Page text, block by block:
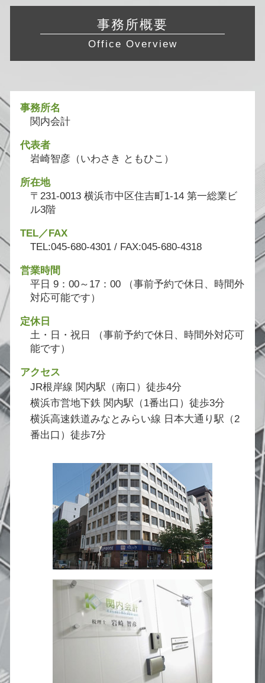
事務所概要
Office Overview
事務所名
関内会計
代表者
岩崎智彦（いわさき ともひこ）
所在地
〒231-0013 横浜市中区住吉町1-14 第一総業ビ
ル3階
TEL／FAX
TEL:045-680-4301 / FAX:045-680-4318
営業時間
平日 9：00～17：00 （事前予約で休日、時間外
対応可能です）
定休日
土・日・祝日 （事前予約で休日、時間外対応可
能です）
アクセス
JR根岸線 関内駅（南口）徒歩4分
横浜市営地下鉄 関内駅（1番出口）徒歩3分
横浜高速鉄道みなとみらい線 日本大通り駅（2
番出口）徒歩7分